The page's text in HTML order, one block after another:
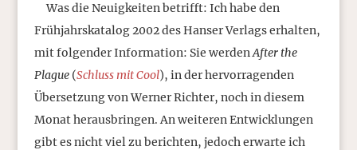
Was die Neuigkeiten betrifft: Ich habe den
Frühjahrskatalog 2002 des Hanser Verlags erhalten,
mit folgender Information: Sie werdenAfter the
Plague(Schluss mit Cool), in der hervorragenden
Übersetzung von Werner Richter, noch in diesem
Monat herausbringen. An weiteren Entwicklungen
gibt es nicht viel zu berichten, jedoch erwarte ich